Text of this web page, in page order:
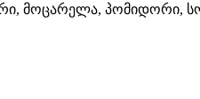
მოცარელა, პომიდორი,